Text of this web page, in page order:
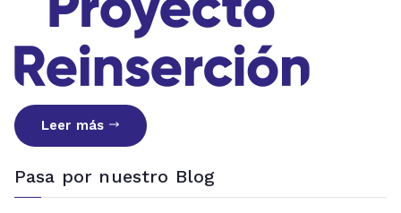
Leer más
Pasa por nuestro Blog